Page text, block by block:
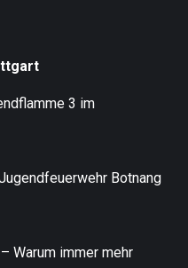
3 im
Botnang
Warum immer mehr